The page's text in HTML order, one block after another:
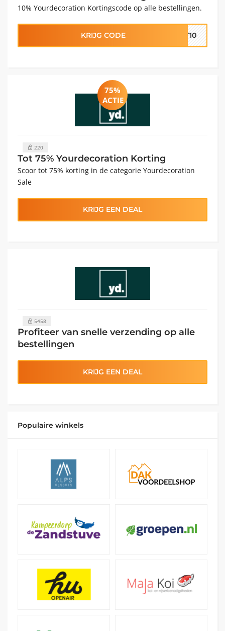
10% Yourdecoration Kortingscode op alle bestellingen.
KRIJG CODE TT10
75%
ACTIE
220
Tot 75% Yourdecoration Korting
Scoor tot 75% korting in de categorie Yourdecoration
Sale
KRIJG EEN DEAL
5458
Profiteer van snelle verzending op alle
bestellingen
KRIJG EEN DEAL
Populaire winkels